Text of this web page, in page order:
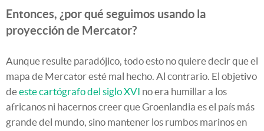
Entonces, ¿por qué seguimos usando la
proyección de Mercator?
Aunque resulte paradójico, todo esto no quiere decir que el
mapa de Mercator esté mal hecho. Al contrario. El objetivo
deeste cartógrafo del siglo XVI no era humillar a los
africanos ni hacernos creer que Groenlandia es el país más
grande del mundo, sino mantener los rumbos marinos en